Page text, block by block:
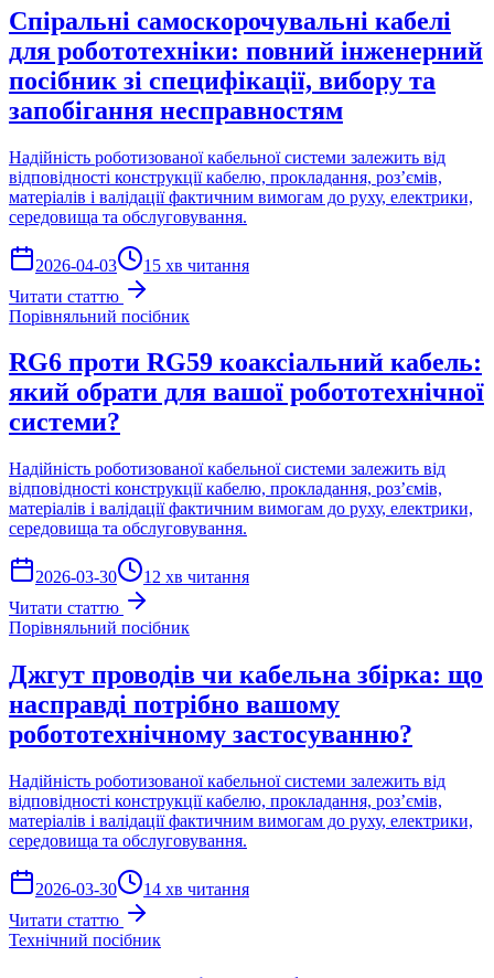
Спіральні самоскорочувальні кабелі
для робототехніки: повний інженерний
посібник зі специфікації, вибору та
запобігання несправностям
Надійність роботизованої кабельної системи залежить від
відповідності конструкції кабелю, прокладання, роз’ємів,
матеріалів і валідації фактичним вимогам до руху, електрики,
середовища та обслуговування.
2026-04-03
15 хв читання
Читати статтю
Порівняльний посібник
RG6 проти RG59 коаксіальний кабель:
який обрати для вашої робототехнічної
системи?
Надійність роботизованої кабельної системи залежить від
відповідності конструкції кабелю, прокладання, роз’ємів,
матеріалів і валідації фактичним вимогам до руху, електрики,
середовища та обслуговування.
2026-03-30
12 хв читання
Читати статтю
Порівняльний посібник
Джгут проводів чи кабельна збірка: що
насправді потрібно вашому
робототехнічному застосуванню?
Надійність роботизованої кабельної системи залежить від
відповідності конструкції кабелю, прокладання, роз’ємів,
матеріалів і валідації фактичним вимогам до руху, електрики,
середовища та обслуговування.
2026-03-30
14 хв читання
Читати статтю
Технічний посібник